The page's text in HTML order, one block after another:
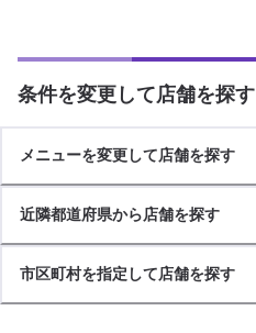
条件を変更して店舗を探す
メニューを変更して店舗を探す
近隣都道府県から店舗を探す
市区町村を指定して店舗を探す